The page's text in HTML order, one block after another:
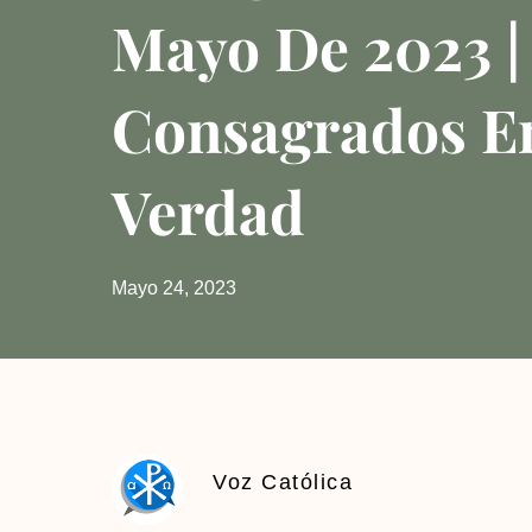
Mayo De 2023 |
Consagrados
Verdad
Mayo 24, 2023
Voz Católica